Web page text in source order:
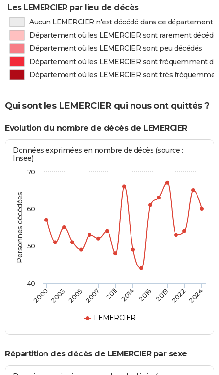
Les LEMERCIER par lieu de décès
Aucun LEMERCIER n'est décédé dans ce département
Département où les LEMERCIER sont rarement
Département où les LEMERCIER sont peu décédés
Département où les LEMERCIER sont fréquemment
Département où les LEMERCIER sont très
Qui sont les LEMERCIER qui nous ont quittés ?
Evolution du nombre de décès de LEMERCIER
Personnes décédées
Données exprimées en nombre de décès (source :
Insee)
LEMERCIER
20002003 20052007 2011 2014 2016 2019 20222024
40
50
60
70
Répartition des décès de LEMERCIER par sexe